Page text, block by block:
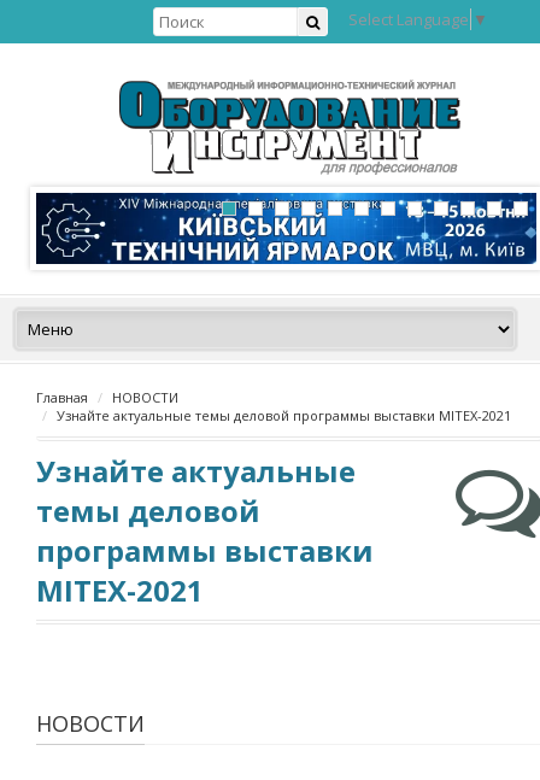
Select Language ▼
Главная
НОВОСТИ
Узнайте актуальные темы деловой программы выставки MITEX-2021
Узнайте актуальные
темы деловой
программы выставки
MITEX-2021
НОВОСТИ